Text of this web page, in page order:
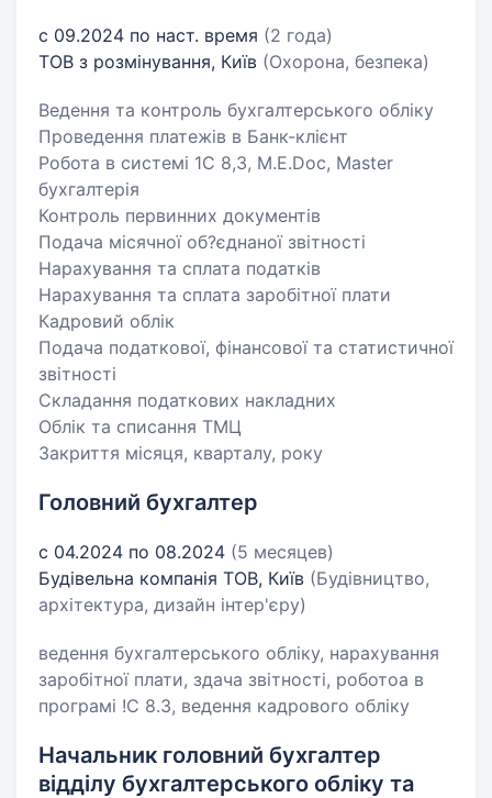
с 09.2024 по наст. время (2 года)
ТОВ з розмінування, Київ (Охорона, безпека)
Ведення та контроль бухгалтерського обліку
Проведення платежів в Банк-клієнт
Робота в системі 1С 8,3, M.E.Doc, Master
бухгалтерія
Контроль первинних документів
Подача місячної об?єднаної звітності
Нарахування та сплата податків
Нарахування та сплата заробітної плати
Кадровий облік
Подача податкової, фінансової та статистичної
звітності
Складання податкових накладних
Облік та списання ТМЦ
Закриття місяця, кварталу, року
Головний бухгалтер
с 04.2024 по 08.2024 (5 месяцев)
Будівельна компанія ТОВ, Київ (Будівництво,
архітектура, дизайн інтер'єру)
ведення бухгалтерського обліку, нарахування
заробітної плати, здача звітності, роботоа в
програмі !С 8.3, ведення кадрового обліку
Начальник головний бухгалтер
відділу бухгалтерського обліку та